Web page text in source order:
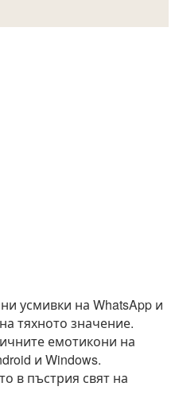
усмивки на WhatsApp и
тяхното значение.
емотикони на
и Windows.
в пъстрия свят на